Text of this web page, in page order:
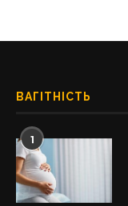
ВАГІТНІСТЬ
1